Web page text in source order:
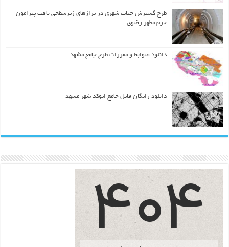
طرح گسترش حیات شهري در ترازهاي زیرسطحی بافت پیرامون
حرم مطهر رضوي
دانلود ضوابط و مقررات طرح جامع مشهد
دانلود رایگان فایل جامع اتوکد شهر مشهد